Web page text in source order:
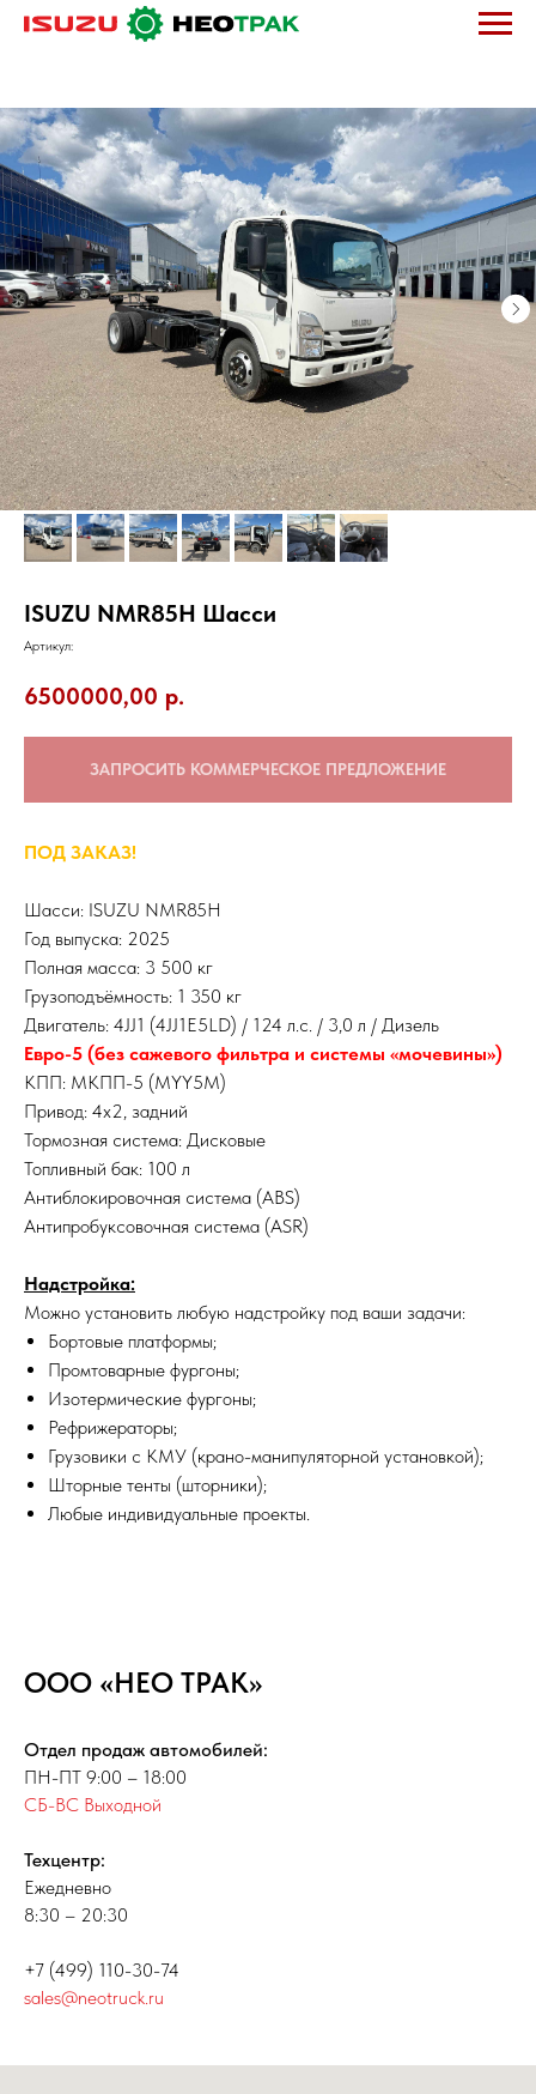
ISUZU NMR85H Шасси
Артикул:
6500000,00 р.
ЗАПРОСИТЬ КОММЕРЧЕСКОЕ ПРЕДЛОЖЕНИЕ
ПОД ЗАКАЗ!
Шасси: ISUZU NMR85H
Год выпуска: 2025
Полная масса: 3 500 кг
Грузоподъёмность: 1 350 кг
Двигатель: 4JJ1 (4JJ1E5LD) / 124 л.с. / 3,0 л / Дизель
Евро-5 (без сажевого фильтра и системы «мочевины»)
КПП: МКПП-5 (MYY5M)
Привод: 4х2, задний
Тормозная система: Дисковые
Топливный бак: 100 л
Антиблокировочная система (ABS)
Антипробуксовочная система (ASR)
Надстройка:
Можно установить любую надстройку под ваши задачи:
Бортовые платформы;
Промтоварные фургоны;
Изотермические фургоны;
Рефрижераторы;
Грузовики с КМУ (крано-манипуляторной установкой);
Шторные тенты (шторники);
Любые индивидуальные проекты.
ООО «НЕО ТРАК»
Отдел продаж автомобилей:
ПН-ПТ 9:00 – 18:00
СБ-ВС Выходной
Техцентр:
Ежедневно
8:30 – 20:30
+7 (499) 110-30-74
sales@neotruck.ru